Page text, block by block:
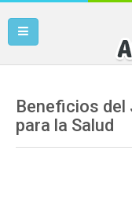
Beneficios del
para la Salud